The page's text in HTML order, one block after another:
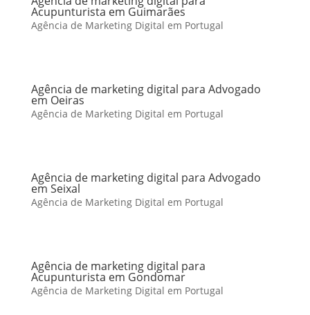
Acupunturista em Guimarães
Agência de Marketing Digital em Portugal
Agência de marketing digital para Advogado
em Oeiras
Agência de Marketing Digital em Portugal
Agência de marketing digital para Advogado
em Seixal
Agência de Marketing Digital em Portugal
Agência de marketing digital para
Acupunturista em Gondomar
Agência de Marketing Digital em Portugal